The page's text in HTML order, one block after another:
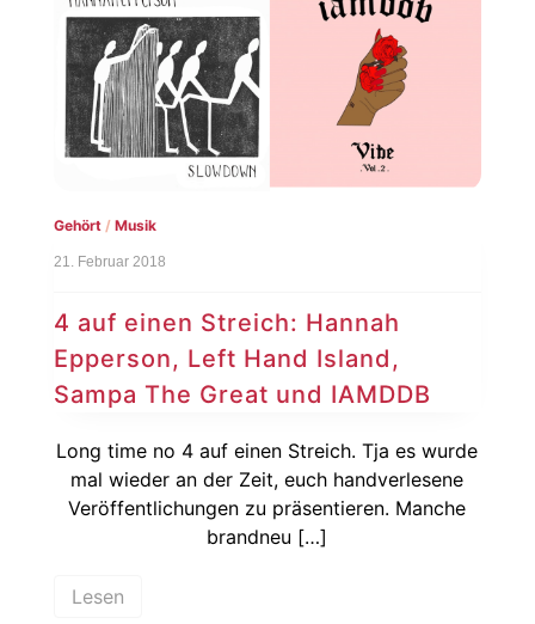
Gehört/ Musik
21. Februar 2018
4 auf einen Streich: Hannah
Epperson, Left Hand Island,
Sampa The Great und IAMDDB
Long time no 4 auf einen Streich. Tja es wurde
mal wieder an der Zeit, euch handverlesene
Veröffentlichungen zu präsentieren. Manche
brandneu […]
Lesen